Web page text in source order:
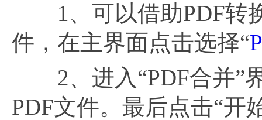
1、可以借助PDF转换
件，在主界面点击选择“
2、进入“PDF合并”
PDF文件。最后点击“开